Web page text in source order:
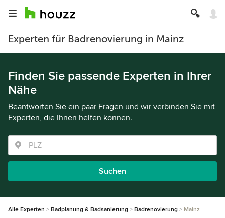
Experten für Badrenovierung in Mainz
Finden Sie passende Experten in Ihrer
Nähe
Beantworten Sie ein paar Fragen und wir verbinden Sie mit
Experten, die Ihnen helfen können.
Suchen
Alle Experten Badplanung & Badsanierung Badrenovierung Mainz